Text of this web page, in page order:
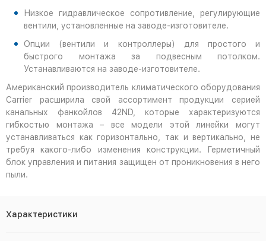
Низкое гидравлическое сопротивление, регулирующие
вентили, установленные на заводе-изготовителе.
Опции (вентили и контроллеры) для простого и
быстрого монтажа за подвесным потолком.
Устанавливаются на заводе-изготовителе.
Американский производитель климатического оборудования
Carrier расширила свой ассортимент продукции серией
канальных фанкойлов 42ND, которые характеризуются
гибкостью монтажа – все модели этой линейки могут
устанавливаться как горизонтально, так и вертикально, не
требуя какого-либо изменения конструкции. Герметичный
блок управления и питания защищен от проникновения в него
пыли.
Характеристики